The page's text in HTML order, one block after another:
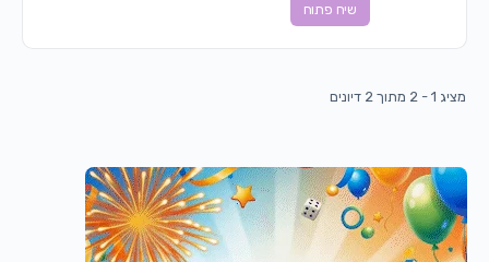
שיח פתוח
מציג 1 - 2 מתוך 2 דיונים